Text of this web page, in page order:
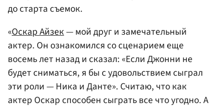
до старта съемок.
«Оскар Айзек— мой друг и замечательный
актер. Он ознакомился со сценарием еще
восемь лет назад и сказал: «Если Джонни не
будет сниматься, я бы с удовольствием сыграл
эти роли — Ника и Данте». Считаю, что как
актер Оскар способен сыграть все что угодно. А